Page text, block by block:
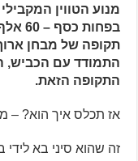
מנוע הטווין
תקופה של מבחן ארוך
התמודד עם הכביש,
התקופה הזאת.
אז תכלס איך הוא? –
זה שהוא סיני בא לידי